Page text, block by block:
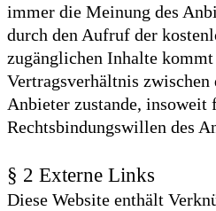
immer die Meinung des
durch den Aufruf der
zugänglichen Inhalte
Vertragsverhältnis zwischen
Anbieter zustande, insoweit
Rechtsbindungswillen des
§ 2 Externe Links
Diese Website enthält